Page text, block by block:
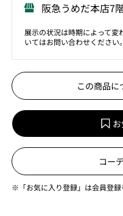
阪急うめだ本店7
展示の状況は時期によって変
いてはお問い合わせください。
この商品に
コー
※「お気に入り登録」は会員登録